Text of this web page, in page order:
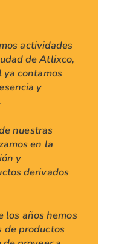
actividades
de Atlixco,
ya contamos
y
nuestras
en la
y
derivados
los años hemos
de productos